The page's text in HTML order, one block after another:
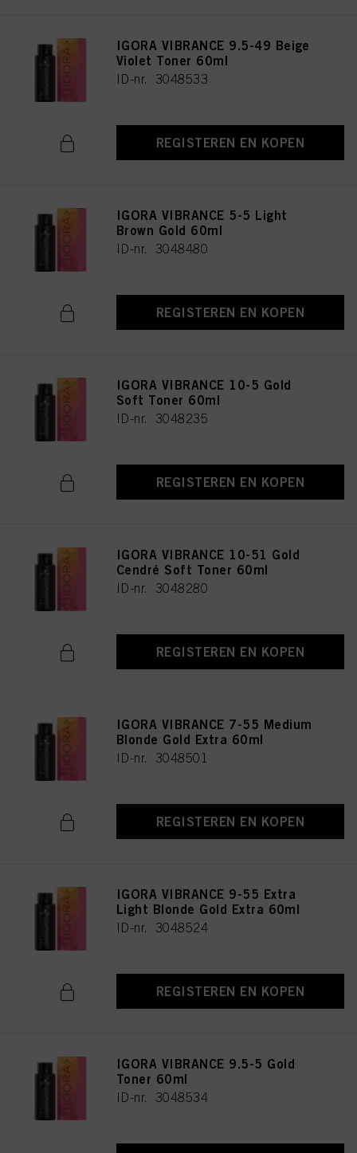
IGORA VIBRANCE 9.5-49 Beige
Violet Toner 60ml
ID-nr. 3048533
REGISTEREN EN KOPEN
IGORA VIBRANCE 5-5 Light
Brown Gold 60ml
ID-nr. 3048480
REGISTEREN EN KOPEN
IGORA VIBRANCE 10-5 Gold
Soft Toner 60ml
ID-nr. 3048235
REGISTEREN EN KOPEN
IGORA VIBRANCE 10-51 Gold
Cendré Soft Toner 60ml
ID-nr. 3048280
REGISTEREN EN KOPEN
IGORA VIBRANCE 7-55 Medium
Blonde Gold Extra 60ml
ID-nr. 3048501
REGISTEREN EN KOPEN
IGORA VIBRANCE 9-55 Extra
Light Blonde Gold Extra 60ml
ID-nr. 3048524
REGISTEREN EN KOPEN
IGORA VIBRANCE 9.5-5 Gold
Toner 60ml
ID-nr. 3048534